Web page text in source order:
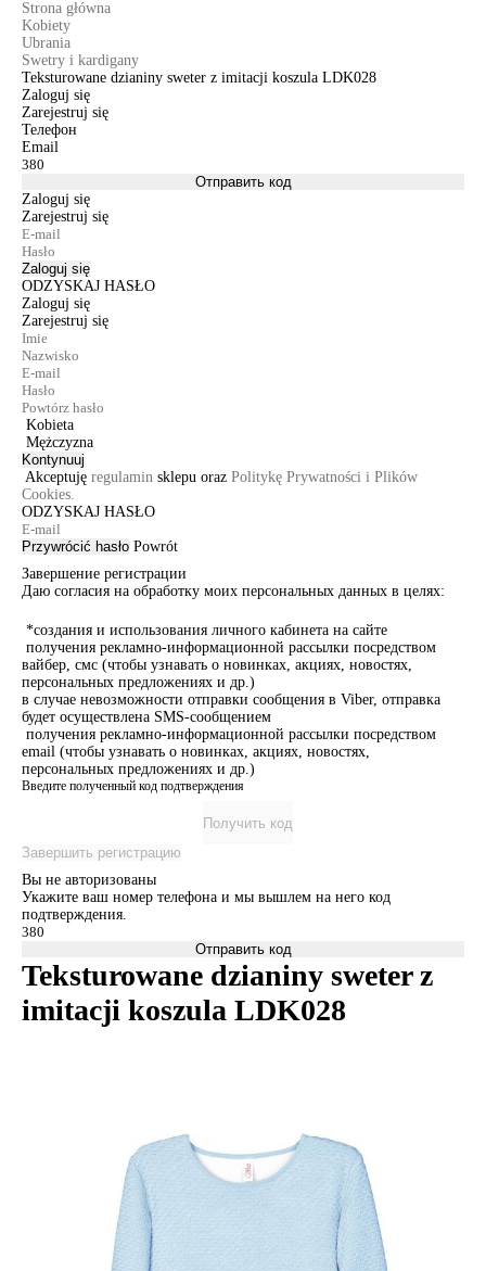
Strona główna
Kobiety
Ubrania
Swetry i kardigany
Teksturowane dzianiny sweter z imitacji koszula LDK028
Zaloguj się
Zarejestruj się
Телефон
Email
Отправить код
Zaloguj się
Zarejestruj się
Zaloguj się
ODZYSKAJ HASŁO
Zaloguj się
Zarejestruj się
Kobieta
Mężczyzna
Kontynuuj
Akceptuję regulamin sklepu oraz Politykę Prywatności i Plików
Cookies.
ODZYSKAJ HASŁO
Przywrócić hasło Powrót
Завершение регистрации
Даю согласия на обработку моих персональных данных в целях:
*создания и использования личного кабинета на сайте
получения рекламно-информационной рассылки посредством
вайбер, смс (чтобы узнавать о новинках, акциях, новостях,
персональных предложениях и др.)
в случае невозможности отправки сообщения в Viber, отправка
будет осуществлена SMS-сообщением
получения рекламно-информационной рассылки посредством
email (чтобы узнавать о новинках, акциях, новостях,
персональных предложениях и др.)
Введите полученный код подтверждения
Получить код
Завершить регистрацию
Вы не авторизованы
Укажите ваш номер телефона и мы вышлем на него код
подтверждения.
Отправить код
Teksturowane dzianiny sweter z
imitacji koszula LDK028